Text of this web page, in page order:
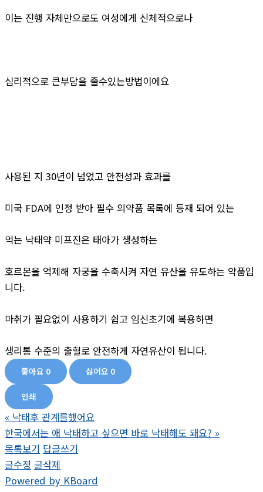
이는 진행 자체만으로도 여성에게 신체적으로나
심리적으로 큰부담을 줄수있는방법이에요
사용된 지 30년이 넘었고 안전성과 효과를
미국 FDA에 인정 받아 필수 의약품 목록에 등재 되어 있는
먹는 낙태약 미프진은 태아가 생성하는
호르몬을 억제해 자궁을 수축시켜 자연 유산을 유도하는 약품입
니다.
마취가 필요없이 사용하기 쉽고 임신초기에 복용하면
생리통 수준의 출혈로 안전하게 자연유산이 됩니다.
좋아요 0 싫어요 0
인쇄
« 낙태후 관계를했어요
한국에서는 애 낙태하고 싶으면 바로 낙태해도 돼요? »
목록보기 답글쓰기
글수정 글삭제
Powered by KBoard